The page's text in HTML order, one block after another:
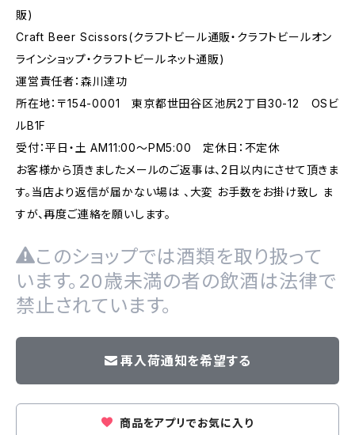
販)
Craft Beer Scissors(クラフトビール通販・クラフトビールオン
ラインショップ・クラフトビールネット通販)
運営責任者：森川達功
所在地：〒154-0001 東京都世田谷区池尻2丁目30-12 OSビ
ルB1F
受付：平日・土 AM11:00～PM5:00 定休日：不定休
お客様から頂きましたメールのご返事は、2日以内にさせて頂きま
す。当店より返信が届かない場は 、大変 お手数をお掛け致し ま
すが、再度ご連絡を願いします。
このショップでは酒類を取り扱って
います。20歳未満の者の飲酒は法律で
禁止されています。
再入荷通知を希望する
商品をアプリでお気に入り